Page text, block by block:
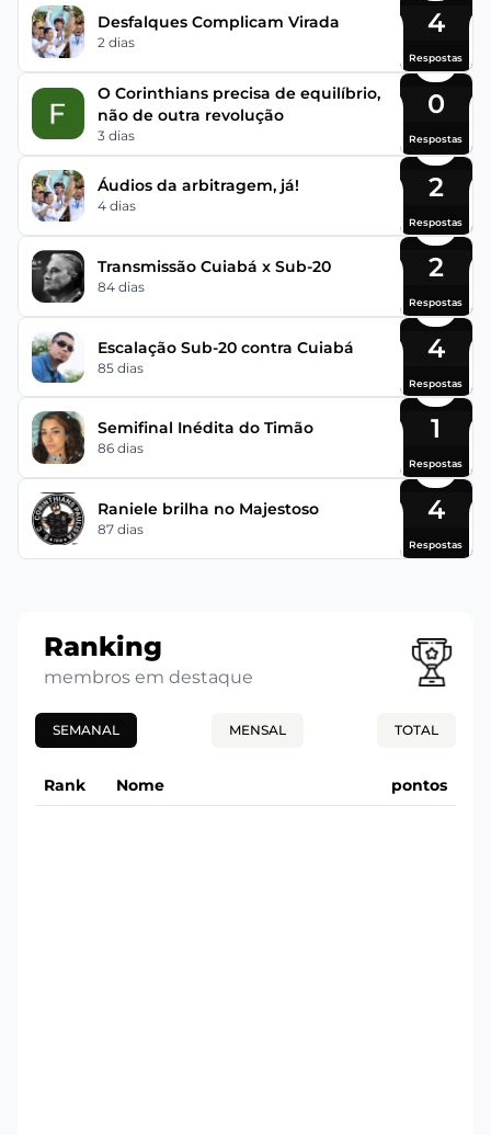
Desfalques Complicam Virada
2 dias
4
Respostas
O Corinthians precisa de equilíbrio,
não de outra revolução
3 dias
0
Respostas
Áudios da arbitragem, já!
4 dias
2
Respostas
Transmissão Cuiabá x Sub-20
84 dias
2
Respostas
Escalação Sub-20 contra Cuiabá
85 dias
4
Respostas
Semifinal Inédita do Timão
86 dias
1
Respostas
Raniele brilha no Majestoso
87 dias
4
Respostas
Ranking
membros em destaque
SEMANAL MENSAL TOTAL
Rank Nome pontos